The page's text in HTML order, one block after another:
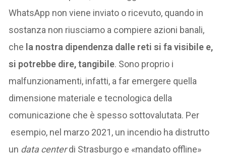
WhatsApp non viene inviato o ricevuto, quando in
sostanza non riusciamo a compiere azioni banali,
che la nostra dipendenza dalle reti si fa visibile e,
si potrebbe dire, tangibile. Sono proprio i
malfunzionamenti, infatti, a far emergere quella
dimensione materiale e tecnologica della
comunicazione che è spesso sottovalutata. Per
esempio, nel marzo 2021, un incendio ha distrutto
un data centerdi Strasburgo e «mandato offline»